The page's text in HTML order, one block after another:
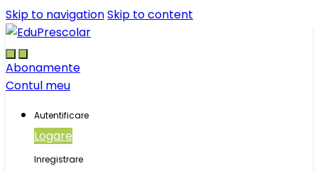
Skip to navigationSkip to content
Abonamente
Contul meu
Autentificare
Logare
Inregistrare